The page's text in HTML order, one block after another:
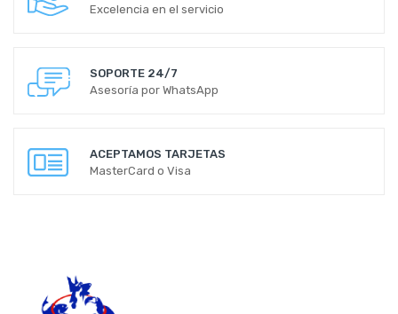
Excelencia en el servicio
SOPORTE 24/7
Asesoría por WhatsApp
ACEPTAMOS TARJETAS
MasterCard o Visa